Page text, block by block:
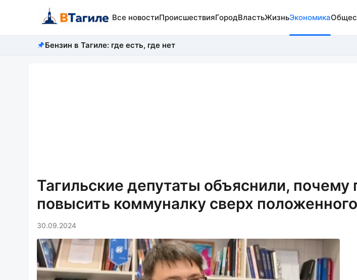
Все новостиПроисшествияГородВластьЖизньЭкономика
Бензин в Тагиле: где есть, где нет
Тагильские депутаты объяснили, почему
повысить коммуналку сверх положенного
30.09.2024